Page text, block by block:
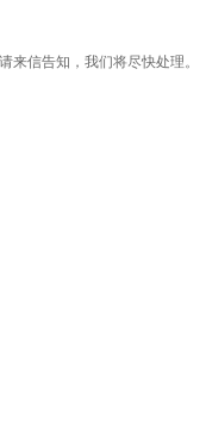
来信告知，我们将尽快处理。